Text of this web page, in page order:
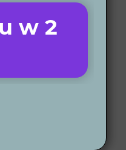
projekt 2D i
plan wykonawczy.
w 2